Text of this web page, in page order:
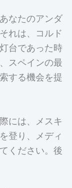
なたのアンダ
れは、コルド
台であった時
スペインの最
する機会を提
には、メスキ
登り、メディ
ください。後